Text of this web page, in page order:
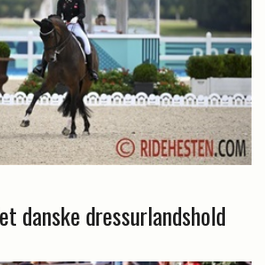
danske dressurlandshold